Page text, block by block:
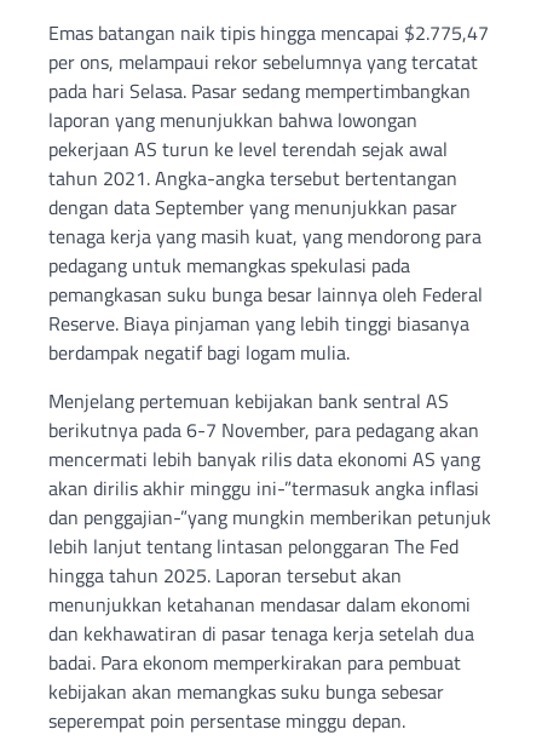
Emas batangan naik tipis hingga mencapai $2.775,47
per ons, melampaui rekor sebelumnya yang tercatat
pada hari Selasa. Pasar sedang mempertimbangkan
laporan yang menunjukkan bahwa lowongan
pekerjaan AS turun ke level terendah sejak awal
tahun 2021. Angka-angka tersebut bertentangan
dengan data September yang menunjukkan pasar
tenaga kerja yang masih kuat, yang mendorong para
pedagang untuk memangkas spekulasi pada
pemangkasan suku bunga besar lainnya oleh Federal
Reserve. Biaya pinjaman yang lebih tinggi biasanya
berdampak negatif bagi logam mulia.
Menjelang pertemuan kebijakan bank sentral AS
berikutnya pada 6-7 November, para pedagang akan
mencermati lebih banyak rilis data ekonomi AS yang
akan dirilis akhir minggu ini-”termasuk angka inflasi
dan penggajian-”yang mungkin memberikan petunjuk
lebih lanjut tentang lintasan pelonggaran The Fed
hingga tahun 2025. Laporan tersebut akan
menunjukkan ketahanan mendasar dalam ekonomi
dan kekhawatiran di pasar tenaga kerja setelah dua
badai. Para ekonom memperkirakan para pembuat
kebijakan akan memangkas suku bunga sebesar
seperempat poin persentase minggu depan.